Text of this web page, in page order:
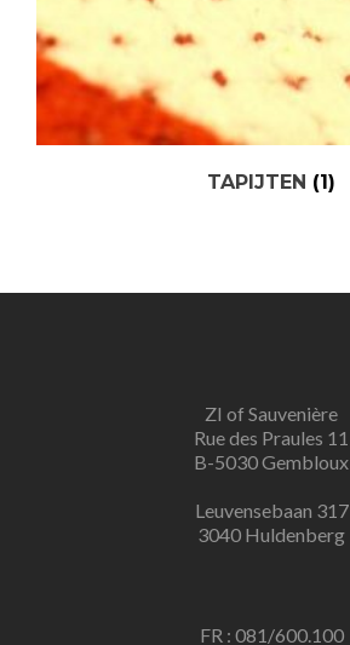
TAPIJTEN (1)
ZI of Sauvenière
Rue des Praules 11
B-5030 Gembloux
Leuvensebaan 317
3040 Huldenberg
FR : 081/600.100